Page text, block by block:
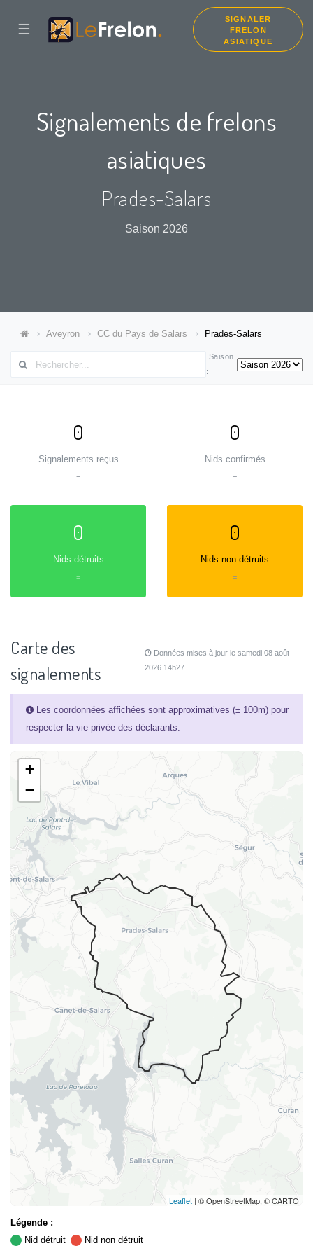
☰
SIGNALER
FRELON
ASIATIQUE
Signalements de frelons
asiatiques
Prades-Salars
Saison 2026
Aveyron CC du Pays de Salars Prades-Salars
Saison
:
0
Signalements reçus
=
0
Nids confirmés
=
0
Nids détruits
=
0
Nids non détruits
=
Carte des
signalements
Données mises à jour le samedi 08 août
2026 14h27
Les coordonnées affichées sont approximatives (± 100m) pour
respecter la vie privée des déclarants.
+
−
Leaflet | © OpenStreetMap, © CARTO
Légende :
Nid détruit
Nid non détruit